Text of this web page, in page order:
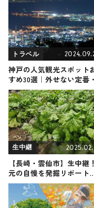
トラベル
神戸の人気観光スポット
すめ30選｜外せない定番
所から穴場まで見どころ
の観光地を紹介
生中継
【長崎・雲仙市】生中継
元の自慢を発掘リポート
2025年2月15日放送